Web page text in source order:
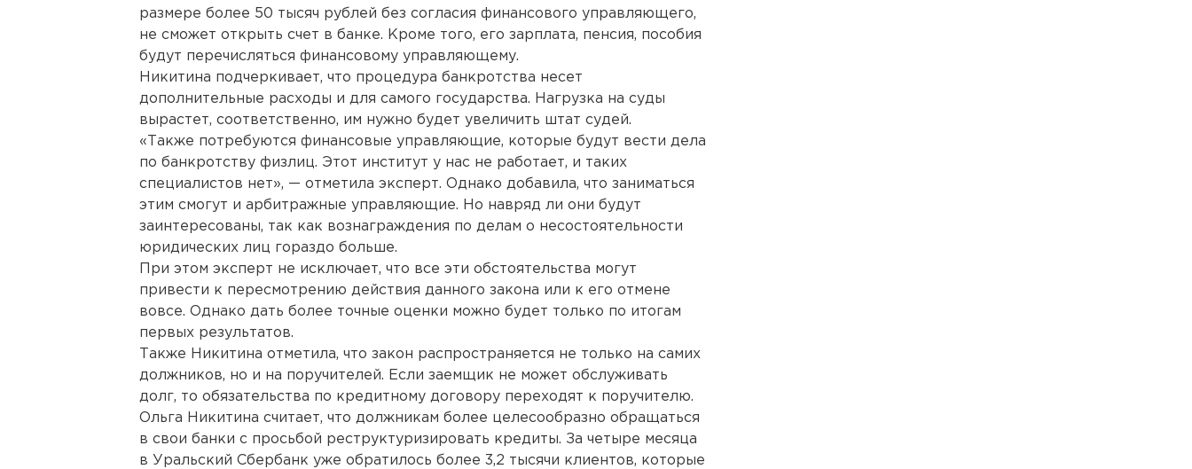
размере более 50 тысяч рублей без согласия финансового управляющего,
не сможет открыть счет в банке. Кроме того, его зарплата, пенсия, пособия
будут перечисляться финансовому управляющему.
Никитина подчеркивает, что процедура банкротства несет
дополнительные расходы и для самого государства. Нагрузка на суды
вырастет, соответственно, им нужно будет увеличить штат судей.
«Также потребуются финансовые управляющие, которые будут вести дела
по банкротству физлиц. Этот институт у нас не работает, и таких
специалистов нет», — отметила эксперт. Однако добавила, что заниматься
этим смогут и арбитражные управляющие. Но навряд ли они будут
заинтересованы, так как вознаграждения по делам о несостоятельности
юридических лиц гораздо больше.
При этом эксперт не исключает, что все эти обстоятельства могут
привести к пересмотрению действия данного закона или к его отмене
вовсе. Однако дать более точные оценки можно будет только по итогам
первых результатов.
Также Никитина отметила, что закон распространяется не только на самих
должников, но и на поручителей. Если заемщик не может обслуживать
долг, то обязательства по кредитному договору переходят к поручителю.
Ольга Никитина считает, что должникам более целесообразно обращаться
в свои банки с просьбой реструктуризировать кредиты. За четыре месяца
в Уральский Сбербанк уже обратилось более 3,2 тысячи клиентов, которые